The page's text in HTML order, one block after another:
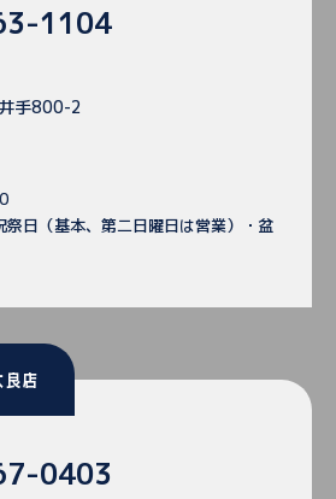
1104
手800-2
祭日（基本、第二日曜日は営業）・盆
店
0403